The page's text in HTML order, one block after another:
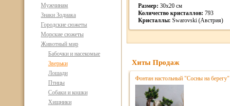
Мужчинам
Знаки Зодиака
Городские сюжеты
Морские сюжеты
Животный мир
Бабочки и насекомые
Зверьки
Лошади
Птицы
Собаки и кошки
Хищники
Размер: 30х20 см
Количество кристаллов: 793
Кристаллы: Swarovski (Австрия)
Хиты Продаж
Фонтан настольный "Сосны на берегу"